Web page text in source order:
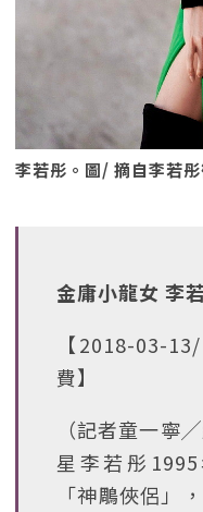
李若彤。圖/ 摘自李若
金庸小龍女 李
【2018-03-
費】
（記者童一寧
星李若彤
「神鵰俠侶」